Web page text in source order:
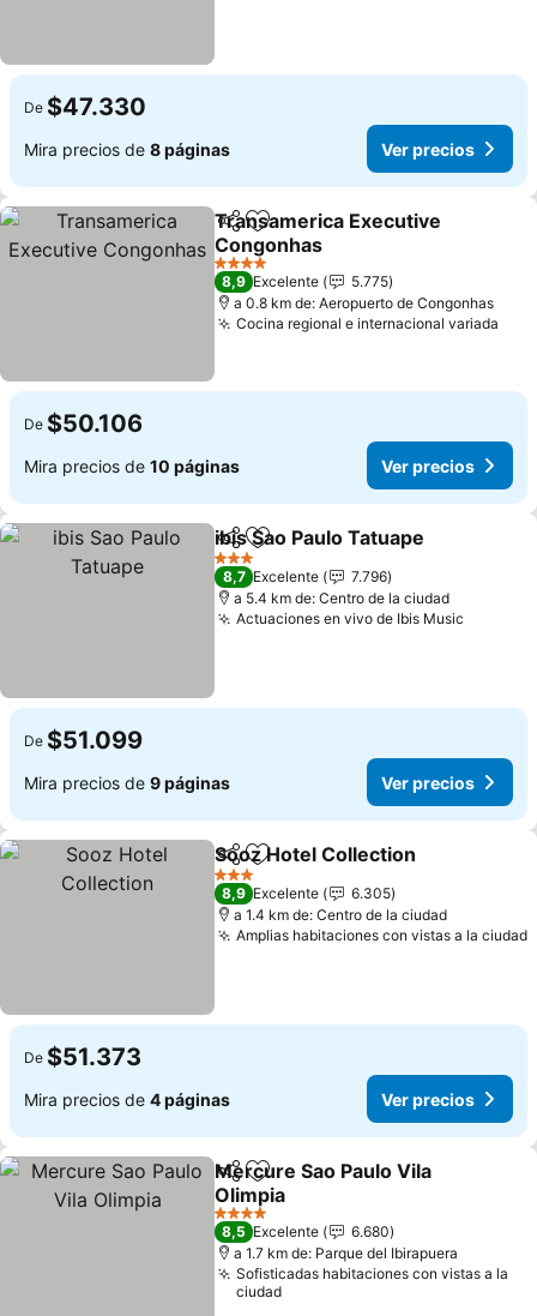
De $47.330
Mira precios de 8 páginas Ver precios
Compartir
Agregar a favoritos
Transamerica Executive
Congonhas
Ver precios
4 Estrellas
8,9 Excelente
5.775
a 0.8 km de: Aeropuerto de Congonhas
Cocina regional e internacional variada
De $50.106
Mira precios de 10 páginas Ver precios
CompartirAgregar a favoritos
ibis Sao Paulo Tatuape
3 Estrellas
8,7 Excelente
7.796
a 5.4 km de: Centro de la ciudad
Actuaciones en vivo de Ibis Music
De $51.099
Mira precios de 9 páginas Ver precios
CompartirAgregar a favoritos
Sooz Hotel Collection
3 Estrellas
8,9 Excelente
6.305
a 1.4 km de: Centro de la ciudad
Amplias habitaciones con vistas a la ciudad
De $51.373
Mira precios de 4 páginas Ver precios
CompartirAgregar a favoritos
Mercure Sao Paulo Vila
Olimpia
Ver precios
4 Estrellas
8,5 Excelente
6.680
a 1.7 km de: Parque del Ibirapuera
Sofisticadas habitaciones con vistas a la
ciudad